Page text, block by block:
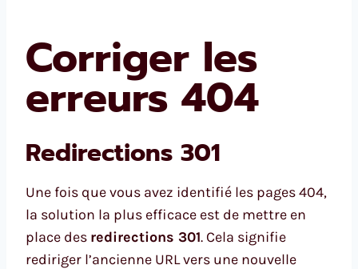
Corriger les
erreurs 404
Redirections 301
Une fois que vous avez identifié les pages 404,
la solution la plus efficace est de mettre en
place des redirections 301. Cela signifie
rediriger l’ancienne URL vers une nouvelle